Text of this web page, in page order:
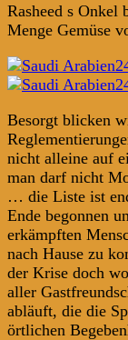
Rasheed s Onkel
Menge Gemüse
Besorgt blicken
nicht alleine auf
man darf nicht
… die Liste ist
Ende begonnen
erkämpften
nach Hause zu
der Krise doch
aller
abläuft, die die
örtlichen